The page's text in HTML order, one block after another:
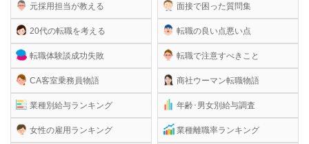
元採用担当が教える
20代の転職を考える
転職体験談成功失敗
CA客室乗務員物語
業種別給与ランキング
女性の雇用ランキング
面接で困った質問集
転職の良い点悪い点
転職で注意すべきこと
商社ウーマン転職物語
年齢･男女別給与調査
業種離職率ランキング